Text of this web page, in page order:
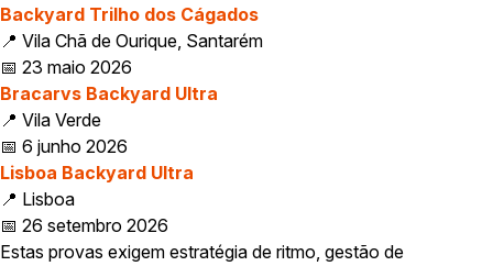
Backyard Trilho dos Cágados
📍 Vila Chã de Ourique, Santarém
📅 23 maio 2026
Bracarvs Backyard Ultra
📍 Vila Verde
📅 6 junho 2026
Lisboa Backyard Ultra
📍 Lisboa
📅 26 setembro 2026
Estas provas exigem estratégia de ritmo, gestão de